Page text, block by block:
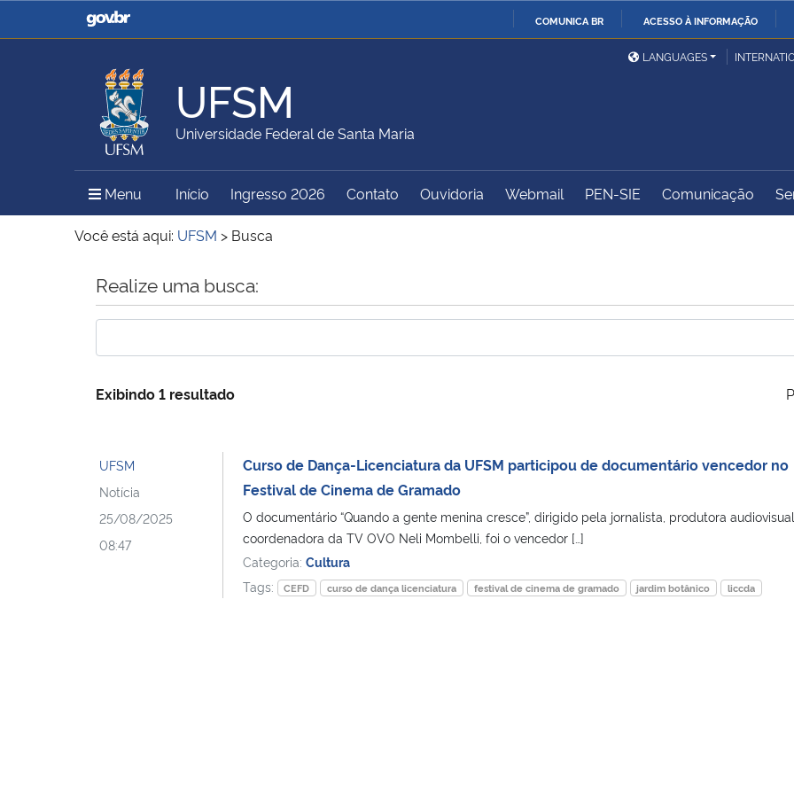
COMUNICA BR ACESSO À INFORMAÇÃO
Casa Civil
Ministério da Justiça e
Ministério da Defesa
Ministério das Relações
Exteriores
Ministério da Agricultura,
Pecuária e Abastecimento
Ministério da Educação
Ministério do Meio Ambiente Ministério do Turismo
Ministério do
Controladoria-Geral da
LANGUAGES
UFSM
Universidade Federal de Santa Maria
Menu Menu Principal do Sítio
Início Ingresso 2026 Contato Ouvidoria Webmail PEN-SIE Comunicação
Você está aqui: UFSM > Busca
Início do conteúdo
Realize uma busca:
Exibindo 1 resultado
UFSM
Notícia
25/08/2025
08:47
Curso de Dança-Licenciatura da UFSM participou de documentário vencedor no
Festival de Cinema de Gramado
O documentário “Quando a gente menina cresce”, dirigido pela jornalista, produtora
coordenadora da TV OVO Neli Mombelli, foi o vencedor […]
Categoria: Cultura
Tags:
CEFD curso de dança licenciatura festival de cinema de gramado jardim botânico liccda